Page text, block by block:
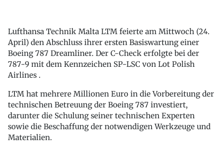
Lufthansa Technik Malta LTM feierte am Mittwoch (24.
April) den Abschluss ihrer ersten Basiswartung einer
Boeing 787 Dreamliner. Der C-Check erfolgte bei der
787-9 mit dem Kennzeichen SP-LSC von Lot Polish
Airlines .
LTM hat mehrere Millionen Euro in die Vorbereitung der
technischen Betreuung der Boeing 787 investiert,
darunter die Schulung seiner technischen Experten
sowie die Beschaffung der notwendigen Werkzeuge und
Materialien.